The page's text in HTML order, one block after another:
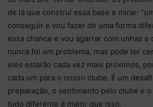
de lá que construí essa base e mirar:
conseguir e vou fazer de uma forma
essa chance e vou agarrar com unhas e
nunca foi um problema, mas pode ter
eles estarão cada vez mais próximos,
cada um para o nosso clube. É um
preparação, o sentimento pelo clube e
tudo diferente é maior que isso.